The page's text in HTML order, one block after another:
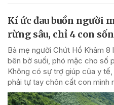
Kí ức đau buồn người
rừng sâu, chỉ 4 con
Bà mẹ người Chứt Hồ Khâm
bên bờ suối, phó mặc cho số
Không có sự trợ giúp của y
phải tự tay chôn cất con mình